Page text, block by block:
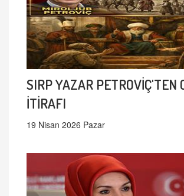
SIRP YAZAR PETROVİÇ'TEN
İTİRAFI
19 Nisan 2026 Pazar